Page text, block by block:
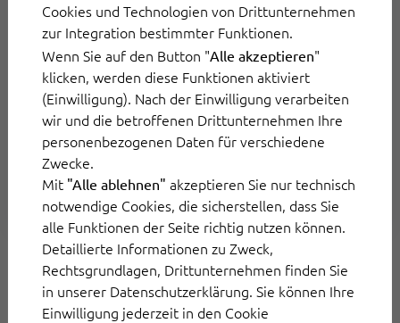
Cookies und Technologien von Drittunternehmen
zur Integration bestimmter Funktionen.
Wenn Sie auf den Button "Alle akzeptieren"
klicken, werden diese Funktionen aktiviert
(Einwilligung). Nach der Einwilligung verarbeiten
wir und die betroffenen Drittunternehmen Ihre
personenbezogenen Daten für verschiedene
Zwecke.
Mit "Alle ablehnen" akzeptieren Sie nur technisch
notwendige Cookies, die sicherstellen, dass Sie
alle Funktionen der Seite richtig nutzen können.
Detaillierte Informationen zu Zweck,
Rechtsgrundlagen, Drittunternehmen finden Sie
in unserer Datenschutzerklärung. Sie können Ihre
Einwilligung jederzeit in den Cookie
Contact Center as a Service: Ihr
umfassender CCaaS-Guide
Wie Ihr Unternehmen mit einem KI-basierten
CCaaS agil bleibt, Kosten reduziert und Ihren
Kundenservice auf das nächste Level hebt,
erfahren Sie hier.
Alles über CCaaS